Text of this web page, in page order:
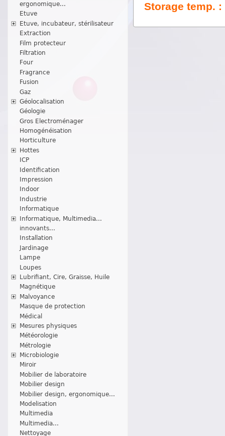
ergonomique...
Etuve
Etuve, incubateur, stérilisateur
Extraction
Film protecteur
Filtration
Four
Fragrance
Fusion
Gaz
Géolocalisation
Géologie
Gros Electroménager
Homogénéisation
Horticulture
Hottes
ICP
Identification
Impression
Indoor
Industrie
Informatique
Informatique, Multimedia...
innovants...
Installation
Jardinage
Lampe
Loupes
Lubrifiant, Cire, Graisse, Huile
Magnétique
Malvoyance
Masque de protection
Médical
Mesures physiques
Météorologie
Métrologie
Microbiologie
Miroir
Mobilier de laboratoire
Mobilier design
Mobilier design, ergonomique...
Modelisation
Multimedia
Multimedia...
Nettoyage
Storage temp. :